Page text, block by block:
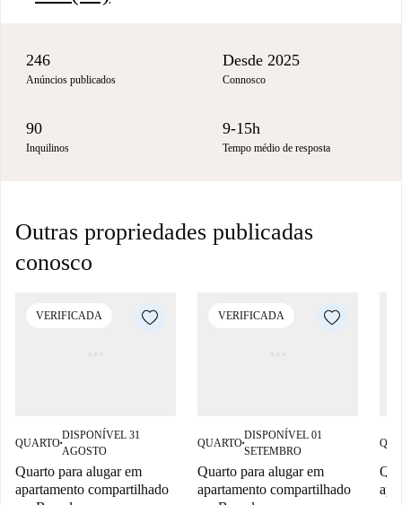
246
Anúncios publicados
Desde 2025
Connosco
90
Inquilinos
9-15h
Tempo médio de resposta
Outras propriedades publicadas
conosco
VERIFICADA
QUARTO■
DISPONÍVEL 31
AGOSTO
Quarto para alugar em
apartamento compartilhado
VERIFICADA
QUARTO■
DISPONÍVEL 01
SETEMBRO
Quarto para alugar em
apartamento compartilhado